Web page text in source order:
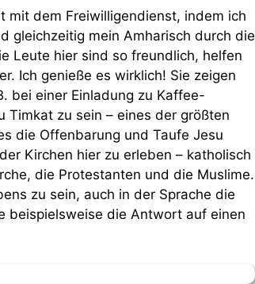
mit dem Freiwilligendienst, indem ich
gleichzeitig mein Amharisch durch die
Leute hier sind so freundlich, helfen
Ich genieße es wirklich! Sie zeigen
bei einer Einladung zu Kaffee-
Timkat zu sein – eines der größten
die Offenbarung und Taufe Jesu
Kirchen hier zu erleben – katholisch
die Protestanten und die Muslime.
zu sein, auch in der Sprache die
beispielsweise die Antwort auf einen